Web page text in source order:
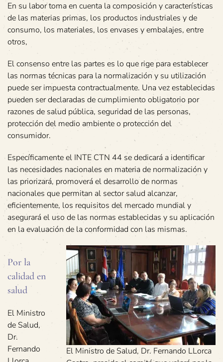
En su labor toma en cuenta la composición y características
de las materias primas, los productos industriales y de
consumo, los materiales, los envases y embalajes, entre
otros,
El consenso entre las partes es lo que rige para establecer
las normas técnicas para la normalización y su utilización
puede ser impuesta contractualmente. Una vez establecidas
pueden ser declaradas de cumplimiento obligatorio por
razones de salud pública, seguridad de las personas,
protección del medio ambiente o protección del
consumidor.
Específicamente el INTE CTN 44 se dedicará a identificar
las necesidades nacionales en materia de normalización y
las priorizará, promoverá el desarrollo de normas
nacionales que permitan al sector salud alcanzar,
eficientemente, los requisitos del mercado mundial y
asegurará el uso de las normas establecidas y su aplicación
en la evaluación de la conformidad con las mismas.
El Ministro de Salud, Dr. Fernando LLorca
Por la
calidad en
salud
El Ministro
de Salud,
Dr.
Fernando